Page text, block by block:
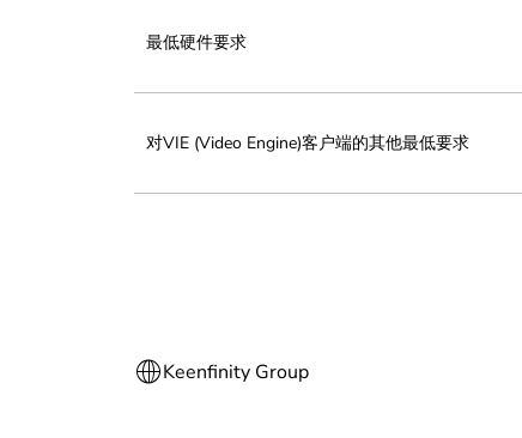
最低硬件要求
对VIE (Video Engine)客户端的其他最低要求